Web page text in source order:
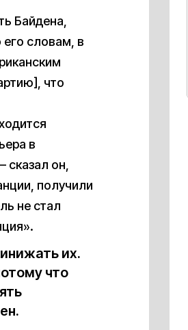
Байдена,
его словам, в
что
в
сказал он,
получили
не стал
их.
что